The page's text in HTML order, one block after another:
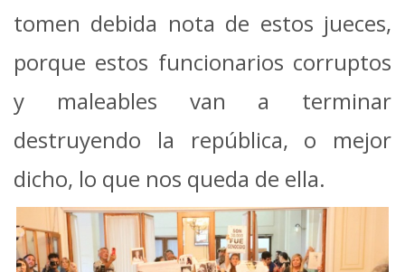
tomen debida nota de estos jueces,
porque estos funcionarios corruptos
y maleables van a terminar
destruyendo la república, o mejor
dicho, lo que nos queda de ella.